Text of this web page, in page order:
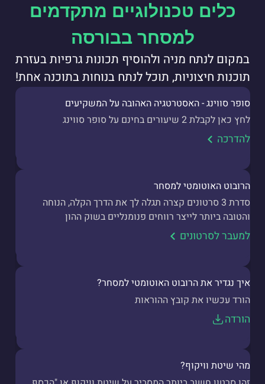
כלים טכנולוגיים מתקדמים
למסחר בבורסה
במקום לנתח מניה ולהוסיף תכונות גרפיות בעזרת
תוכנות חיצוניות, תוכל לנתח בנוחות בתוכנה אחת!
סופר סווינג - האסטרטגיה האהובה על המשקיעים
לחץ כאן לקבלת 2 שיעורים בחינם על סופר סווינג
להדרכה
הרובוט האוטומטי למסחר
סדרת 3 סרטונים קצרה תגלה לך את הדרך הקלה, הנוחה
והטובה ביותר לייצר רווחים פנומנליים בשוק ההון
למעבר לסרטונים
איך נגדיר את הרובוט האוטומטי למסחר?
הורד עכשיו את קובץ ההוראות
הורדה
מהי שיטת וויקוף?